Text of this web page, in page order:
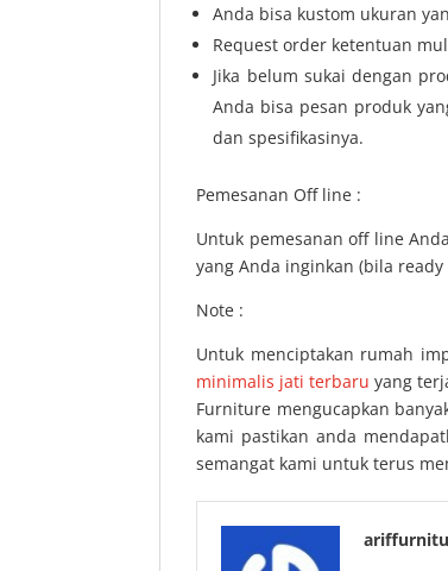
Anda bisa kustom ukuran
Request order ketentuan
Jika belum sukai dengan
Anda bisa pesan produk
dan spesifikasinya.
Pemesanan Off line :
Untuk pemesanan off line
yang Anda inginkan (bila
Note :
Untuk menciptakan rumah
minimalis jati terbaru yang
Furniture mengucapkan
kami pastikan anda
semangat kami untuk terus